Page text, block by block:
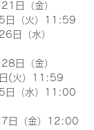
日（金）
日（火）11:59
日（水）
日（金）
(火）11:59
日（水）11:00
日（金）12:00